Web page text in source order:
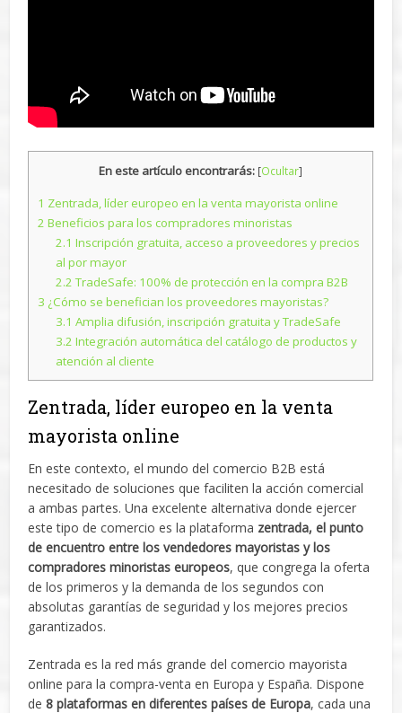
En este artículo encontrarás: [Ocultar]
1 Zentrada, líder europeo en la venta mayorista online
2 Beneficios para los compradores minoristas
2.1 Inscripción gratuita, acceso a proveedores y precios
al por mayor
2.2 TradeSafe: 100% de protección en la compra B2B
3 ¿Cómo se benefician los proveedores mayoristas?
3.1 Amplia difusión, inscripción gratuita y TradeSafe
3.2 Integración automática del catálogo de productos y
atención al cliente
Zentrada, líder europeo en la venta
mayorista online
En este contexto, el mundo del comercio B2B está
necesitado de soluciones que faciliten la acción comercial
a ambas partes. Una excelente alternativa donde ejercer
este tipo de comercio es la plataforma zentrada, el punto
de encuentro entre los vendedores mayoristas y los
compradores minoristas europeos, que congrega la oferta
de los primeros y la demanda de los segundos con
absolutas garantías de seguridad y los mejores precios
garantizados.
Zentrada es la red más grande del comercio mayorista
online para la compra-venta en Europa y España. Dispone
de 8 plataformas en diferentes países de Europa, cada una